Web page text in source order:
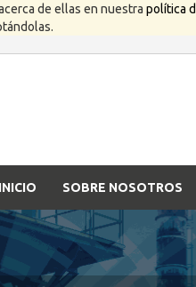
de ellas en nuestra política
INICIO SOBRE NOSOTROS